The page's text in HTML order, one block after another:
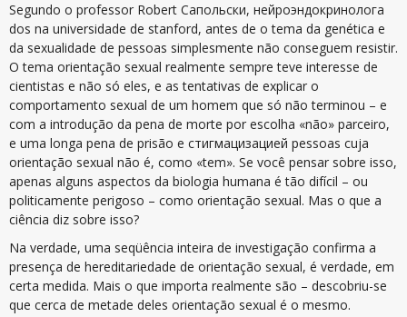
Segundo o professor Robert Сапольски, нейроэндокринолога
dos na universidade de stanford, antes de o tema da genética e
da sexualidade de pessoas simplesmente não conseguem resistir.
O tema orientação sexual realmente sempre teve interesse de
cientistas e não só eles, e as tentativas de explicar o
comportamento sexual de um homem que só não terminou – e
com a introdução da pena de morte por escolha «não» parceiro,
e uma longa pena de prisão e стигмацизацией pessoas cuja
orientação sexual não é, como «tem». Se você pensar sobre isso,
apenas alguns aspectos da biologia humana é tão difícil – ou
politicamente perigoso – como orientação sexual. Mas o que a
ciência diz sobre isso?
Na verdade, uma seqüência inteira de investigação confirma a
presença de hereditariedade de orientação sexual, é verdade, em
certa medida. Mais o que importa realmente são – descobriu-se
que cerca de metade deles orientação sexual é o mesmo.